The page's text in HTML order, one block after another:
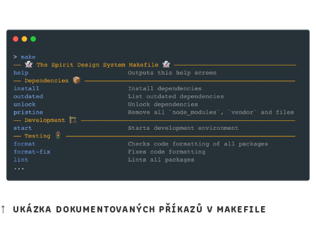
ukázka dokumentovaných příkazů v makefile